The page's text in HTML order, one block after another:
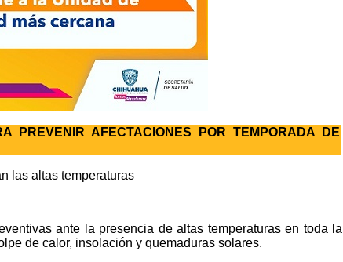
PREVENIR AFECTACIONES POR TEMPORADA DE
las altas temperaturas
ante la presencia de altas temperaturas en toda la
de calor, insolación y quemaduras solares.